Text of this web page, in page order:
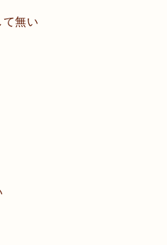
て無い